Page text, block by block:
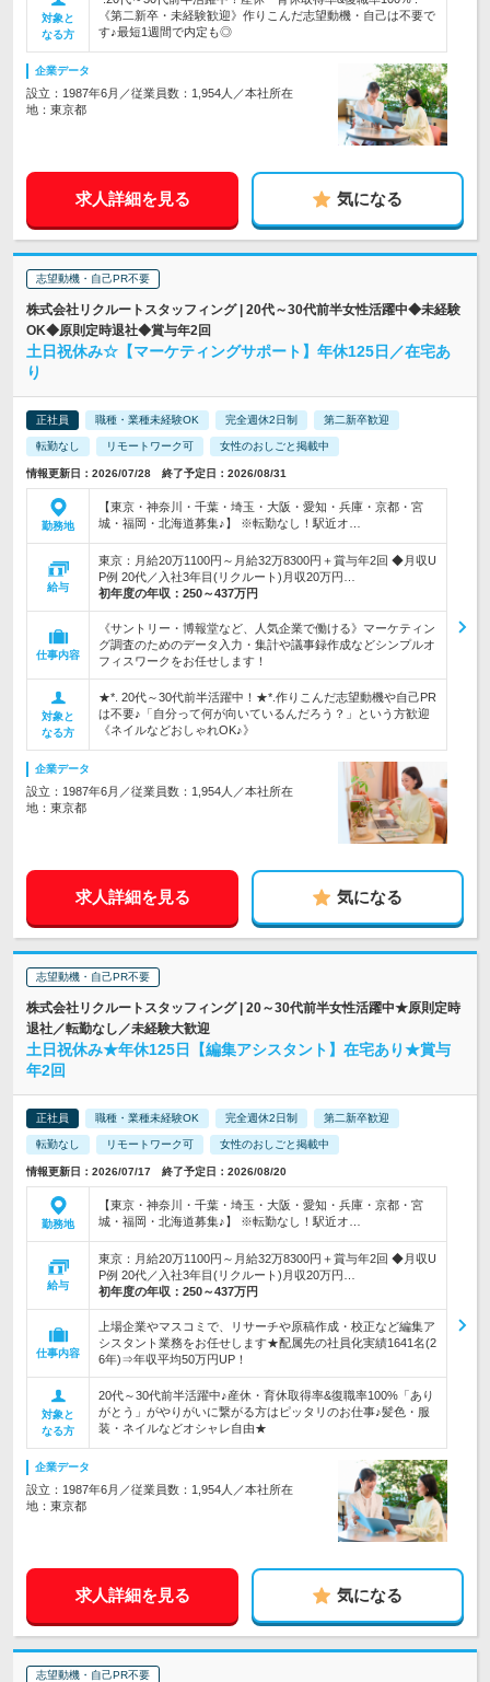
対象と
なる方
《第二新卒・未経験歓迎》作りこんだ志望動機・自己は不要で
す♪最短1週間で内定も◎
企業データ
設立：1987年6月／従業員数：1,954人／本社所在
地：東京都
求人詳細を見る 気になる
志望動機・自己PR不要
株式会社リクルートスタッフィング | 20代～30代前半女性活躍中◆未経験
OK◆原則定時退社◆賞与年2回
土日祝休み☆【マーケティングサポート】年休125日／在宅あ
り
正社員 職種・業種未経験OK 完全週休2日制 第二新卒歓迎
転勤なし リモートワーク可 女性のおしごと掲載中
情報更新日：2026/07/28 終了予定日：2026/08/31
勤務地
【東京・神奈川・千葉・埼玉・大阪・愛知・兵庫・京都・宮
城・福岡・北海道募集♪】 ※転勤なし！駅近オ…
給与
東京：月給20万1100円～月給32万8300円＋賞与年2回 ◆月収U
P例 20代／入社3年目(リクルート)月収20万円…
初年度の年収： 250～437万円
仕事内容
《サントリー・博報堂など、人気企業で働ける》マーケティン
グ調査のためのデータ入力・集計や議事録作成などシンプルオ
フィスワークをお任せします！
対象と
なる方
★*. 20代～30代前半活躍中！★*.作りこんだ志望動機や自己PR
は不要♪「自分って何が向いているんだろう？」という方歓迎
《ネイルなどおしゃれOK♪》
企業データ
設立：1987年6月／従業員数：1,954人／本社所在
地：東京都
求人詳細を見る 気になる
志望動機・自己PR不要
株式会社リクルートスタッフィング | 20～30代前半女性活躍中★原則定時
退社／転勤なし／未経験大歓迎
土日祝休み★年休125日【編集アシスタント】在宅あり★賞与
年2回
正社員 職種・業種未経験OK 完全週休2日制 第二新卒歓迎
転勤なし リモートワーク可 女性のおしごと掲載中
情報更新日：2026/07/17 終了予定日：2026/08/20
勤務地
【東京・神奈川・千葉・埼玉・大阪・愛知・兵庫・京都・宮
城・福岡・北海道募集♪】 ※転勤なし！駅近オ…
給与
東京：月給20万1100円～月給32万8300円＋賞与年2回 ◆月収U
P例 20代／入社3年目(リクルート)月収20万円…
初年度の年収： 250～437万円
仕事内容
上場企業やマスコミで、リサーチや原稿作成・校正など編集ア
シスタント業務をお任せします★配属先の社員化実績1641名(2
6年)⇒年収平均50万円UP！
対象と
なる方
20代～30代前半活躍中♪産休・育休取得率&復職率100%「あり
がとう」がやりがいに繋がる方はピッタリのお仕事♪髪色・服
装・ネイルなどオシャレ自由★
企業データ
設立：1987年6月／従業員数：1,954人／本社所在
地：東京都
求人詳細を見る 気になる
志望動機・自己PR不要